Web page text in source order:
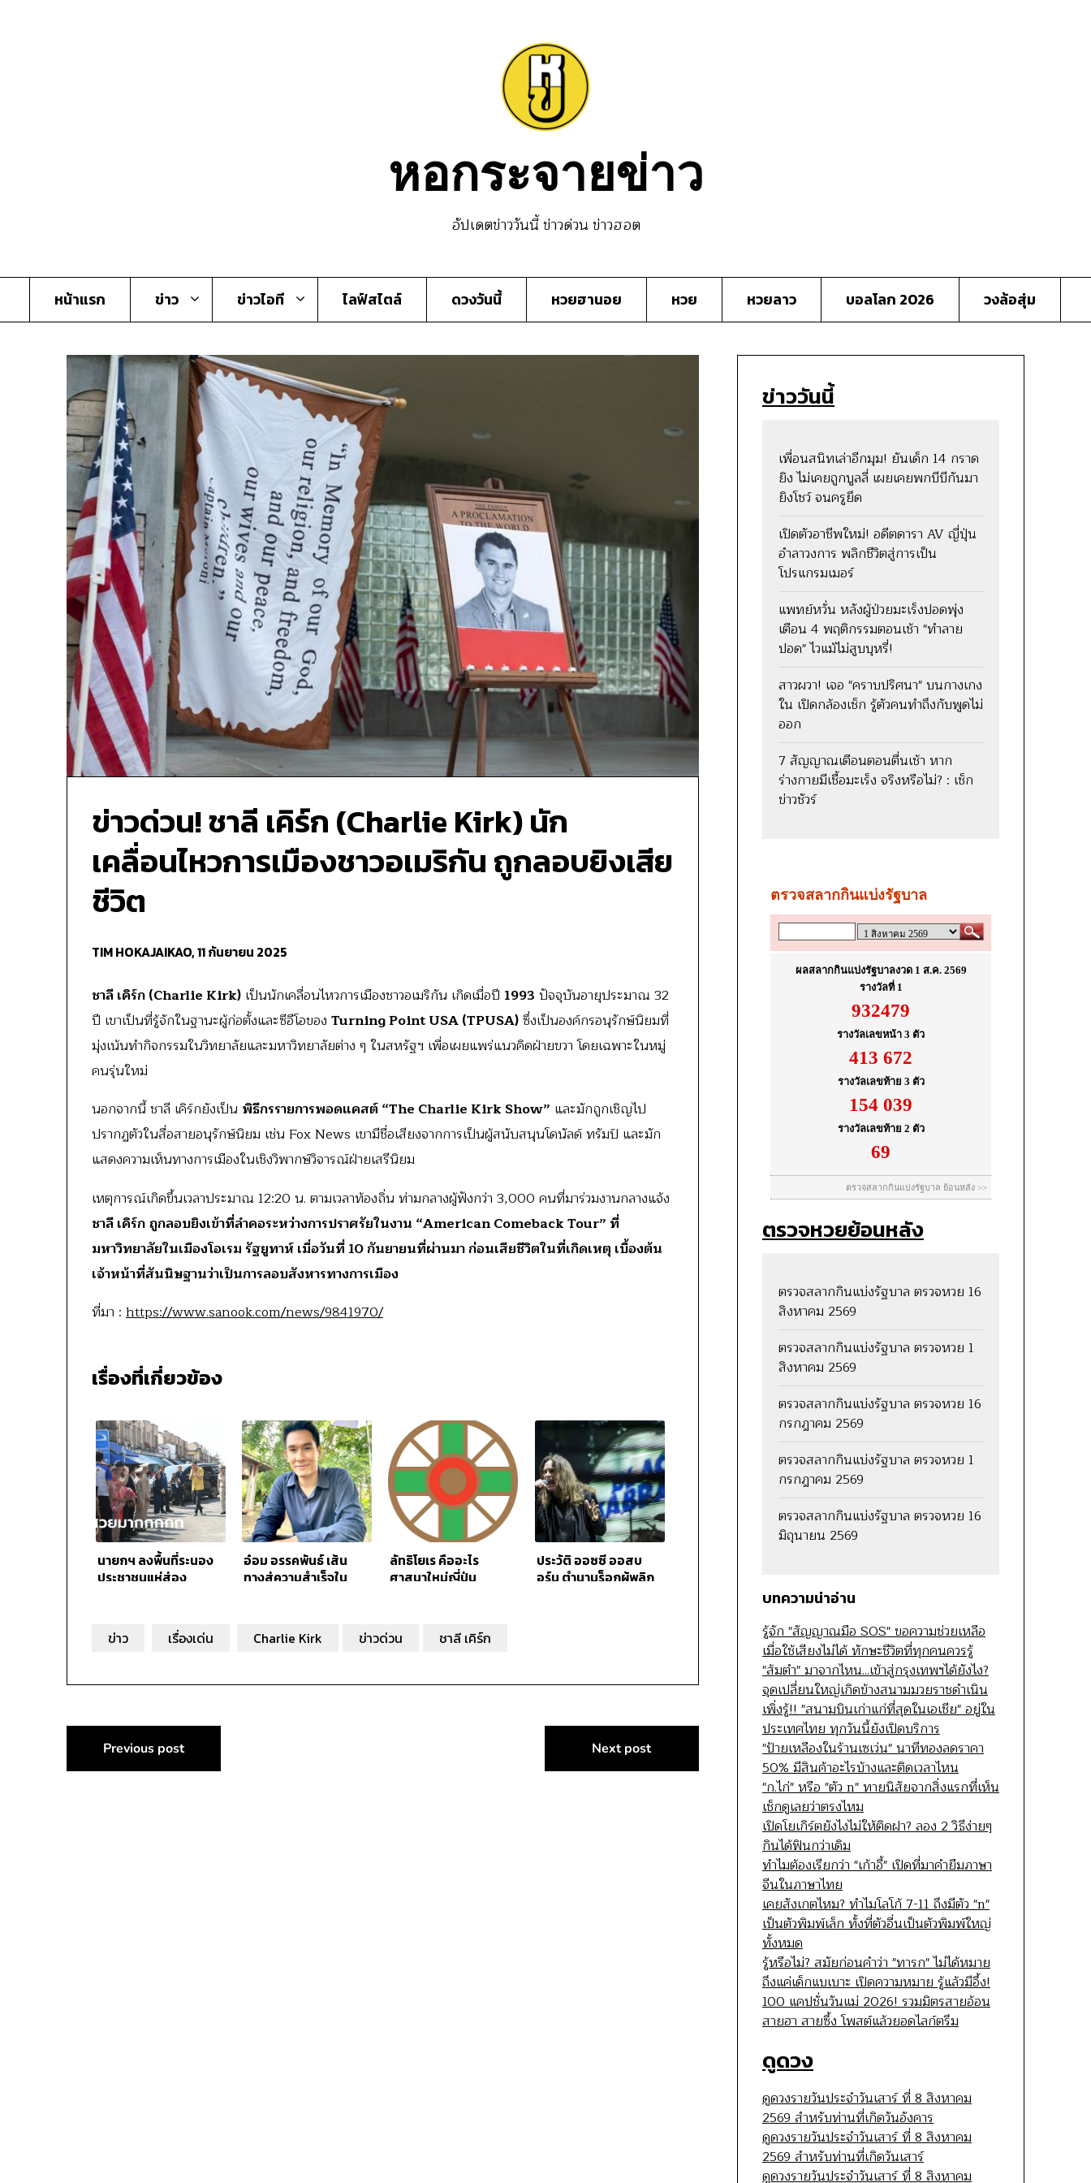
หอกระจายข่าว
อัปเดตข่าววันนี้ ข่าวด่วน ข่าวฮอต
หน้าแรก ข่าว ข่าวไอที ไลฟ์สไตล์ ดวงวันนี้ หวยฮานอย หวย หวยลาว บอลโลก 2026 วงล้อสุ่ม
ข่าวด่วน! ชาลี เคิร์ก (Charlie Kirk) นัก
เคลื่อนไหวการเมืองชาวอเมริกัน ถูกลอบยิงเสีย
ชีวิต
TIM HOKAJAIKAO,11 กันยายน 2025
ชาลี เคิร์ก (Charlie Kirk) เป็นนักเคลื่อนไหวการเมืองชาวอเมริกัน เกิดเมื่อปี 1993 ปัจจุบันอายุประมาณ 32
ปี เขาเป็นที่รู้จักในฐานะผู้ก่อตั้งและซีอีโอของ Turning Point USA (TPUSA)ซึ่งเป็นองค์กรอนุรักษ์นิยมที่
มุ่งเน้นทำกิจกรรมในวิทยาลัยและมหาวิทยาลัยต่าง ๆ ในสหรัฐฯ เพื่อเผยแพร่แนวคิดฝ่ายขวา โดยเฉพาะในหมู่
คนรุ่นใหม่
นอกจากนี้ ชาลี เคิร์กยังเป็น พิธีกรรายการพอดแคสต์ “The Charlie Kirk Show” และมักถูกเชิญไป
ปรากฏตัวในสื่อสายอนุรักษ์นิยม เช่น Fox News เขามีชื่อเสียงจากการเป็นผู้สนับสนุนโดนัลด์ ทรัมป์ และมัก
แสดงความเห็นทางการเมืองในเชิงวิพากษ์วิจารณ์ฝ่ายเสรีนิยม
เหตุการณ์เกิดขึ้นเวลาประมาณ 12:20 น. ตามเวลาท้องถิ่น ท่ามกลางผู้ฟังกว่า 3,000 คนที่มาร่วมงานกลางแจ้ง
ชาลี เคิร์กถูกลอบยิงเข้าที่ลำคอระหว่างการปราศรัยในงาน “American Comeback Tour” ที่
มหาวิทยาลัยในเมืองโอเรม รัฐยูทาห์ เมื่อวันที่ 10 กันยายนที่ผ่านมา ก่อนเสียชีวิตในที่เกิดเหตุ เบื้องต้น
เจ้าหน้าที่สันนิษฐานว่าเป็นการลอบสังหารทางการเมือง
ที่มา : https://www.sanook.com/news/9841970/
เรื่องที่เกี่ยวข้อง
นายกฯ ลงพื้นที่ระนอง
ประชาชนแห่ส่อง
อ๋อม อรรคพันธ์ เส้น
ทางสู่ความสำเร็จใน
ลัทธิโยเร คืออะไร
ศาสนาใหม่ญี่ปุ่น
ประวัติ ออซซี ออสบ
อร์น ตำนานร็อกผู้พลิก
ข่าว เรื่องเด่น Charlie Kirk ข่าวด่วน ชาลี เคิร์ก
แนะแนว
เรื่อง
Previous post Next post
ข่าววันนี้
เพื่อนสนิทเล่าอีกมุม! ยันเด็ก 14 กราด
ยิง ไม่เคยถูกบูลลี่ เผยเคยพกบีบีกันมา
ยิงโชว์ จนครูยึด
เปิดตัวอาชีพใหม่! อดีตดารา AV ญี่ปุ่น
อำลาวงการ พลิกชีวิตสู่การเป็น
โปรแกรมเมอร์
แพทย์หวั่น หลังผู้ป่วยมะเร็งปอดพุ่ง
เตือน 4 พฤติกรรมตอนเช้า "ทำลาย
ปอด" ไวแม้ไม่สูบบุหรี่!
สาวผวา! เจอ "คราบปริศนา" บนกางเกง
ใน เปิดกล้องเช็ก รู้ตัวคนทำถึงกับพูดไม่
ออก
7 สัญญาณเตือนตอนตื่นเช้า หาก
ร่างกายมีเชื้อมะเร็ง จริงหรือไม่? : เช็ก
ข่าวชัวร์
ตรวจหวยย้อนหลัง
ตรวจสลากกินแบ่งรัฐบาล ตรวจหวย 16
สิงหาคม 2569
ตรวจสลากกินแบ่งรัฐบาล ตรวจหวย 1
สิงหาคม 2569
ตรวจสลากกินแบ่งรัฐบาล ตรวจหวย 16
กรกฎาคม 2569
ตรวจสลากกินแบ่งรัฐบาล ตรวจหวย 1
กรกฎาคม 2569
ตรวจสลากกินแบ่งรัฐบาล ตรวจหวย 16
มิถุนายน 2569
บทความน่าอ่าน
รู้จัก "สัญญาณมือ SOS" ขอความช่วยเหลือ
เมื่อใช้เสียงไม่ได้ ทักษะชีวิตที่ทุกคนควรรู้
"ส้มตำ" มาจากไหน...เข้าสู่กรุงเทพฯได้ยังไง?
จุดเปลี่ยนใหญ่เกิดข้างสนามมวยราชดำเนิน
เพิ่งรู้!! "สนามบินเก่าแก่ที่สุดในเอเชีย" อยู่ใน
ประเทศไทย ทุกวันนี้ยังเปิดบริการ
"ป้ายเหลืองในร้านเซเว่น" นาทีทองลดราคา
50% มีสินค้าอะไรบ้างและติดเวลาไหน
"ก.ไก่" หรือ "ตัว n" ทายนิสัยจากสิ่งแรกที่เห็น
เช็กดูเลยว่าตรงไหม
เปิดโยเกิร์ตยังไงไม่ให้ติดฝา? ลอง 2 วิธีง่ายๆ
กินได้ฟินกว่าเดิม
ทำไมต้องเรียกว่า "เก้าอี้" เปิดที่มาคำยืมภาษา
จีนในภาษาไทย
เคยสังเกตไหม? ทำไมโลโก้ 7-11 ถึงมีตัว "n"
เป็นตัวพิมพ์เล็ก ทั้งที่ตัวอื่นเป็นตัวพิมพ์ใหญ่
ทั้งหมด
รู้หรือไม่? สมัยก่อนคำว่า "ทารก" ไม่ได้หมาย
ถึงแค่เด็กแบเบาะ เปิดความหมาย รู้แล้วมีอึ้ง!
100 แคปชั่นวันแม่ 2026! รวมมิตรสายอ้อน
สายฮา สายซึ้ง โพสต์แล้วยอดไลก์ตรึม
ดูดวง
ดูดวงรายวันประจำวันเสาร์ ที่ 8 สิงหาคม
2569 สำหรับท่านที่เกิดวันอังคาร
ดูดวงรายวันประจำวันเสาร์ ที่ 8 สิงหาคม
2569 สำหรับท่านที่เกิดวันเสาร์
ดูดวงรายวันประจำวันเสาร์ ที่ 8 สิงหาคม